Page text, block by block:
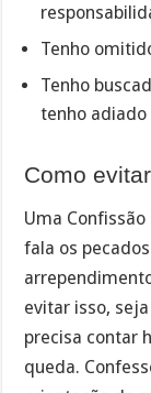
Tenho
Tenho
tenho adiado
Como
Uma
fala os
evitar isso,
precisa contar
queda.